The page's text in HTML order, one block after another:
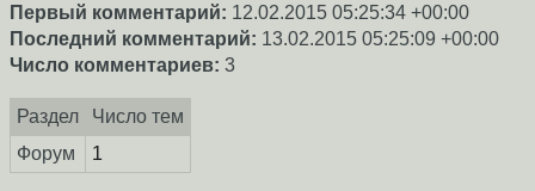
Первый комментарий: 12.02.2015 05:25:34 +00:00
Последний комментарий: 13.02.2015 05:25:09 +00:00
Число комментариев: 3
Раздел
Число тем
Форум
1